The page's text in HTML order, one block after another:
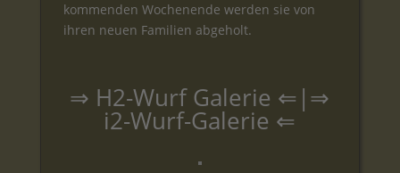
kommenden Wochenende werden sie von
ihren neuen Familien abgeholt.
⇒ H2-Wurf Galerie ⇐|⇒
i2-Wurf-Galerie ⇐